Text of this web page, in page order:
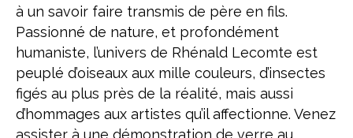
à un savoir faire transmis de père en fils.
Passionné de nature, et profondément
humaniste, l’univers de Rhénald Lecomte est
peuplé d’oiseaux aux mille couleurs, d’insectes
figés au plus près de la réalité, mais aussi
d’hommages aux artistes qu’il affectionne. Venez
assister à une démonstration de verre au